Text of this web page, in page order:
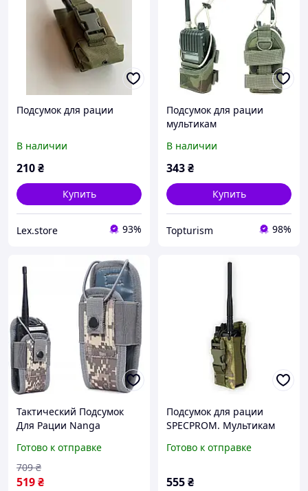
Подсумок для рации
В наличии
210₴
Купить
Lex.store 93%
Подсумок для рации
мультикам
В наличии
343₴
Купить
Topturism 98%
Тактический Подсумок
Для Рации Nanga
Підсумок Для Рації Nanga
Піксель
Готово к отправке
519₴
709 ₴
Подсумок для рации
SPECPROM. Мультикам
Готово к отправке
555₴